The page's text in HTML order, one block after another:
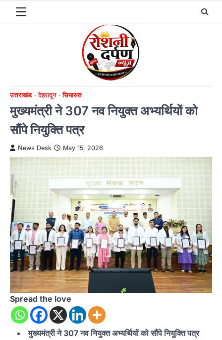
उत्तराखंड देहरादून सियासत
मुख्यमंत्री ने 307 नव नियुक्त अभ्यर्थियों को
सौंपे नियुक्ति पत्र
News Desk May 15, 2026
Spread the love
मुख्यमंत्री ने 307 नव नियुक्त अभ्यर्थियों को सौंपे नियुक्ति पत्र